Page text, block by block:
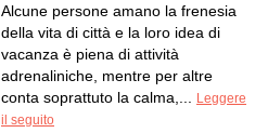
Alcune persone amano la frenesia
della vita di città e la loro idea di
vacanza è piena di attività
adrenaliniche, mentre per altre
conta soprattuto la calma,...
Leggere
il seguito